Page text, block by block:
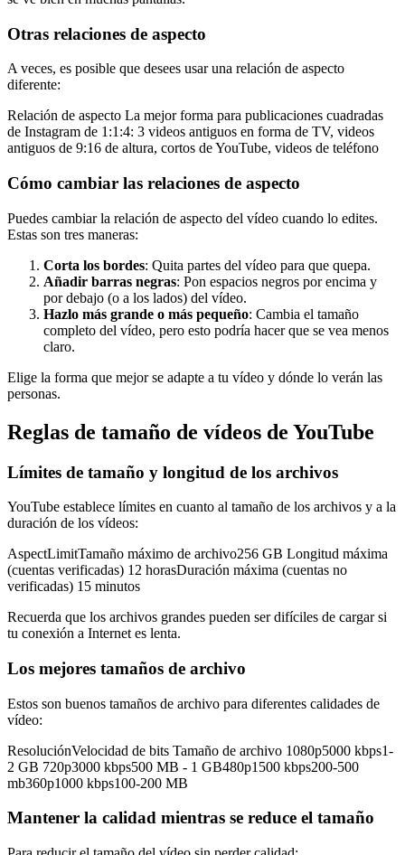
Otras relaciones de aspecto
A veces, es posible que desees usar una relación de aspecto
diferente:
Relación de aspecto La mejor forma para publicaciones cuadradas
de Instagram de 1:1:4: 3 videos antiguos en forma de TV, videos
antiguos de 9:16 de altura, cortos de YouTube, videos de teléfono
Cómo cambiar las relaciones de aspecto
Puedes cambiar la relación de aspecto del vídeo cuando lo edites.
Estas son tres maneras:
Corta los bordes: Quita partes del vídeo para que quepa.
Añadir barras negras: Pon espacios negros por encima y
por debajo (o a los lados) del vídeo.
Hazlo más grande o más pequeño: Cambia el tamaño
completo del vídeo, pero esto podría hacer que se vea menos
claro.
Elige la forma que mejor se adapte a tu vídeo y dónde lo verán las
personas.
Reglas de tamaño de vídeos de YouTube
Límites de tamaño y longitud de los archivos
YouTube establece límites en cuanto al tamaño de los archivos y a la
duración de los vídeos:
AspectLimitTamaño máximo de archivo256 GB Longitud máxima
(cuentas verificadas) 12 horasDuración máxima (cuentas no
verificadas) 15 minutos
Recuerda que los archivos grandes pueden ser difíciles de cargar si
tu conexión a Internet es lenta.
Los mejores tamaños de archivo
Estos son buenos tamaños de archivo para diferentes calidades de
vídeo:
ResoluciónVelocidad de bits Tamaño de archivo 1080p5000 kbps1-
2 GB 720p3000 kbps500 MB - 1 GB480p1500 kbps200-500
mb360p1000 kbps100-200 MB
Mantener la calidad mientras se reduce el tamaño